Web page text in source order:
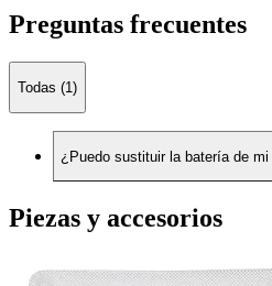
Preguntas frecuentes
Todas (1)
¿Puedo sustituir la batería de
Piezas y accesorios